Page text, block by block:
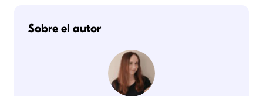
Sobre el autor